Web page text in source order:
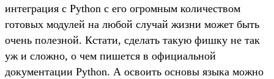
интеграция с Python с его огромным количеством
готовых модулей на любой случай жизни может быть
очень полезной. Кстати, сделать такую фишку не так
уж и сложно, о чем пишется в официальной
документации Python. А освоить основы языка можно